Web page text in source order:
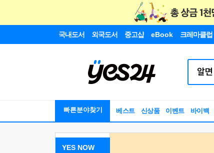
국내도서 외국도서 중고샵 eBook 크레마클럽
빠른분야찾기 베스트 신상품 이벤트 바이백
YES NOW